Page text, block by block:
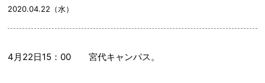
2020.04.22（水）
4月22日15：00 宮代キャンパス。